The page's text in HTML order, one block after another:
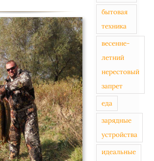
бытовая
техника
весенне-
летний
нерестовый
запрет
еда
зарядные
устройства
идеальные